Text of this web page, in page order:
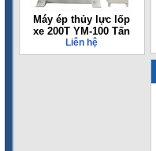
Máy ép thủy lực lốp
xe 200T YM-100 Tấn
Liên hệ